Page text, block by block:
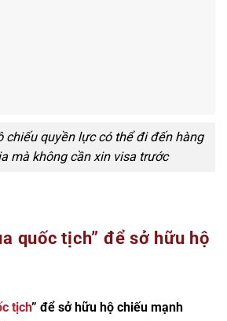
chiếu quyền lực có thể đi đến hàng
mà không cần xin visa trước
quốc tịch” để sở hữu hộ
tịch” để sở hữu hộ chiếu mạnh